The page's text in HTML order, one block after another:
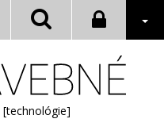
[technológie]